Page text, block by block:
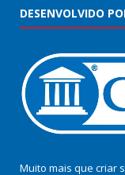
DESENVOLVIDO
Muito mais que criar